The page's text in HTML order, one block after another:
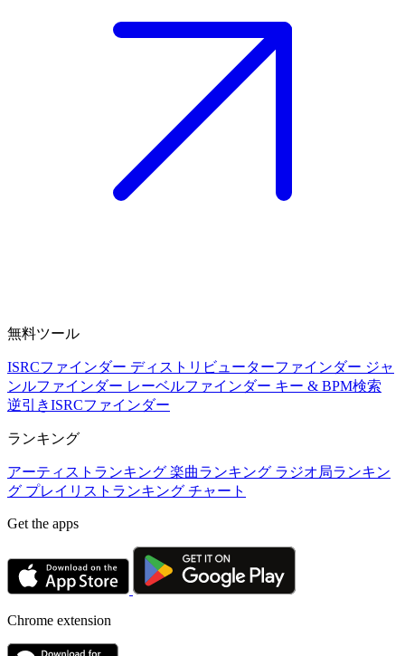
無料ツール
ISRCファインダー ディストリビューターファインダー ジャ
ンルファインダー レーベルファインダー キー & BPM検索
逆引きISRCファインダー
ランキング
アーティストランキング 楽曲ランキング ラジオ局ランキン
グ プレイリストランキング チャート
Get the apps
Chrome extension